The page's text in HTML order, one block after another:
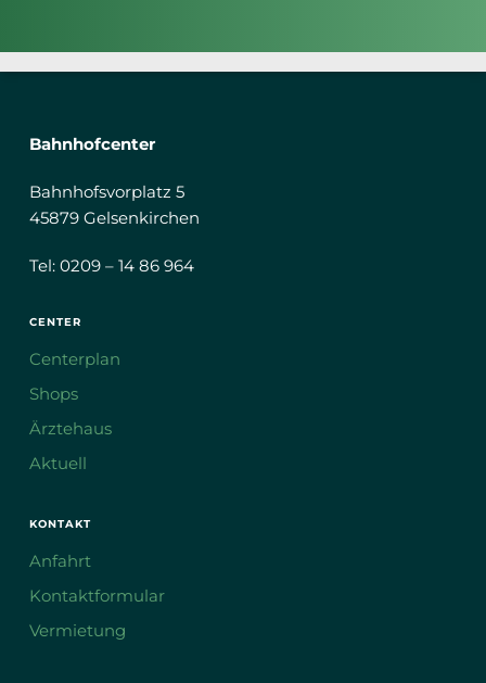
Bahnhofcenter
Bahnhofsvorplatz 5
45879 Gelsenkirchen
Tel: 0209 – 14 86 964
CENTER
Centerplan
Shops
Ärztehaus
Aktuell
KONTAKT
Anfahrt
Kontaktformular
Vermietung